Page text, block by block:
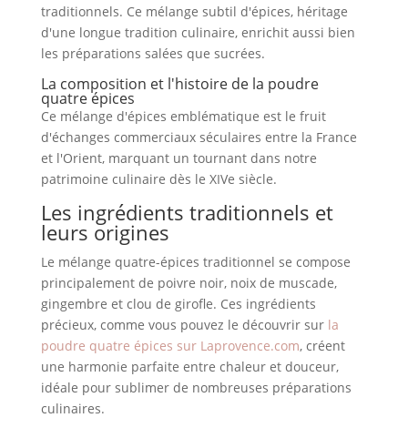
traditionnels. Ce mélange subtil d'épices, héritage
d'une longue tradition culinaire, enrichit aussi bien
les préparations salées que sucrées.
La composition et l'histoire de la poudre
quatre épices
Ce mélange d'épices emblématique est le fruit
d'échanges commerciaux séculaires entre la France
et l'Orient, marquant un tournant dans notre
patrimoine culinaire dès le XIVe siècle.
Les ingrédients traditionnels et
leurs origines
Le mélange quatre-épices traditionnel se compose
principalement de poivre noir, noix de muscade,
gingembre et clou de girofle. Ces ingrédients
précieux, comme vous pouvez le découvrir sur la
poudre quatre épices sur Laprovence.com, créent
une harmonie parfaite entre chaleur et douceur,
idéale pour sublimer de nombreuses préparations
culinaires.